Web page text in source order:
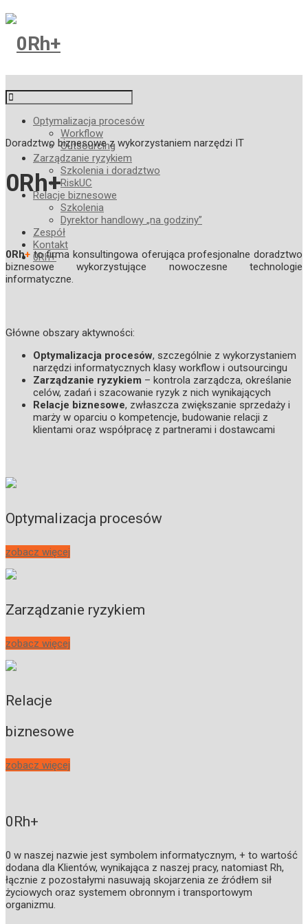
Optymalizacja procesów
Workflow
Outsourcing
Zarządzanie ryzykiem
Szkolenia i doradztwo
RiskUC
Relacje biznesowe
Szkolenia
Dyrektor handlowy „na godziny”
Zespół
Kontakt
0Rh+
Doradztwo biznesowe z wykorzystaniem narzędzi IT
0Rh+
0Rh+ to firma konsultingowa oferująca profesjonalne doradztwo
biznesowe wykorzystujące nowoczesne technologie
informatyczne.
Główne obszary aktywności:
Optymalizacja procesów, szczególnie z wykorzystaniem
narzędzi informatycznych klasy workflow i outsourcingu
Zarządzanie ryzykiem – kontrola zarządcza, określanie
celów, zadań i szacowanie ryzyk z nich wynikających
Relacje biznesowe, zwłaszcza zwiększanie sprzedaży i
marży w oparciu o kompetencje, budowanie relacji z
klientami oraz współpracę z partnerami i dostawcami
Optymalizacja procesów
zobacz więcej
Zarządzanie ryzykiem
zobacz więcej
Relacje
biznesowe
zobacz więcej
0Rh+
0 w naszej nazwie jest symbolem informatycznym, + to wartość
dodana dla Klientów, wynikająca z naszej pracy, natomiast Rh,
łącznie z pozostałymi nasuwają skojarzenia ze źródłem sił
życiowych oraz systemem obronnym i transportowym
organizmu.